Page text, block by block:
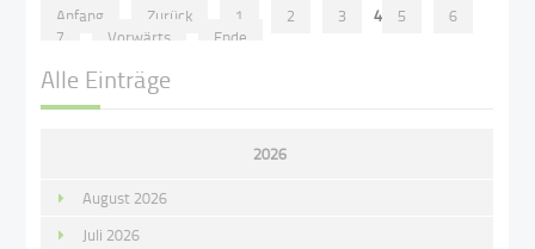
Anfang Zurück 1 2 3 4 5
6
7
Vorwärts Ende
Alle Einträge
2026
August 2026
Juli 2026